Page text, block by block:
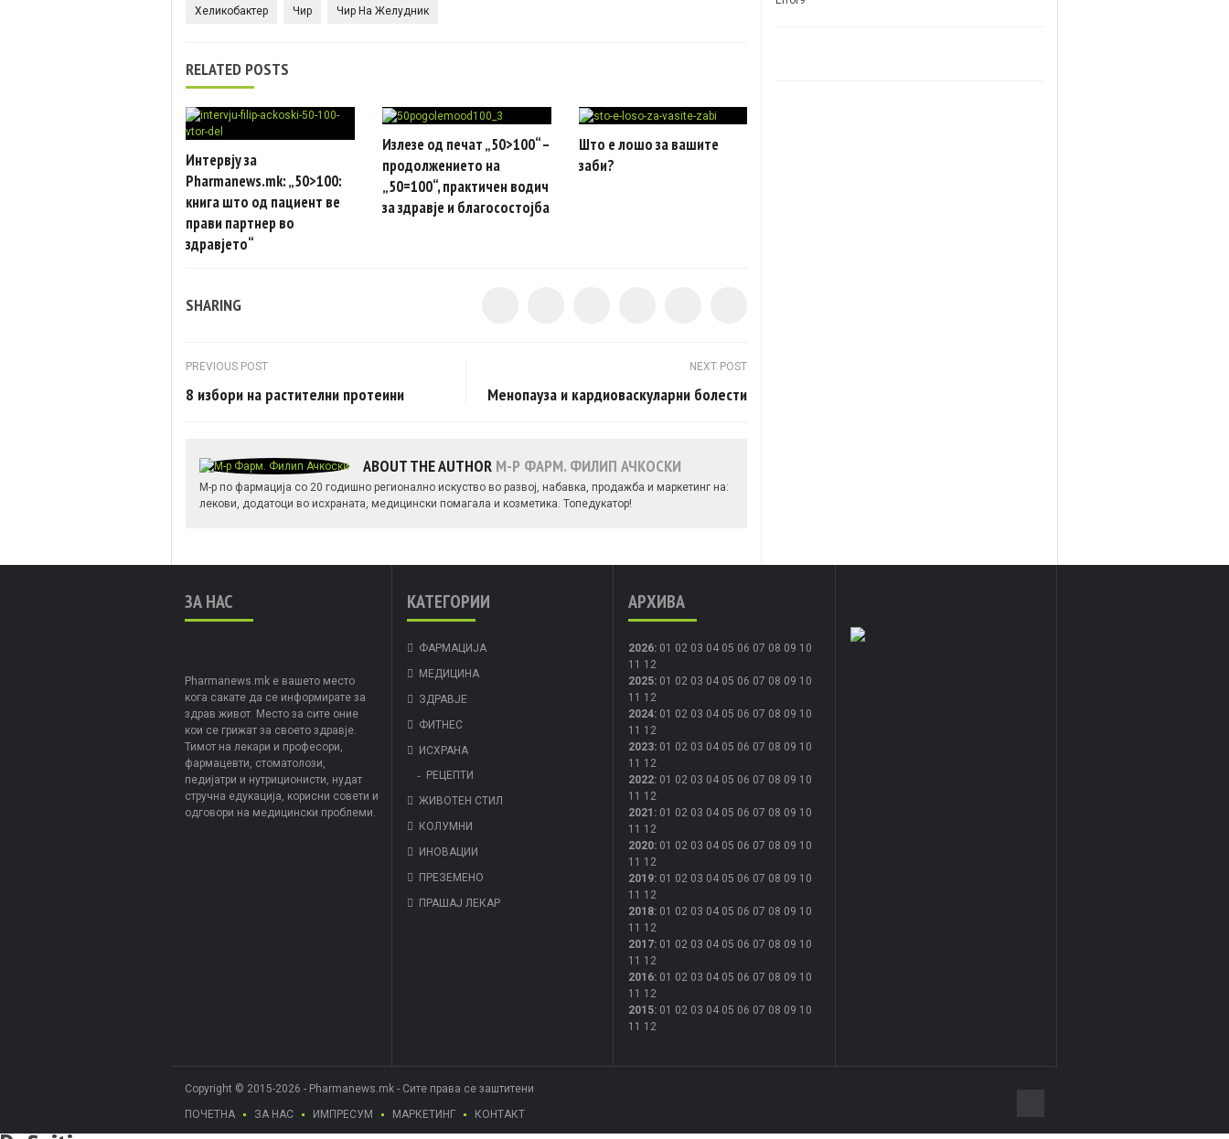
Хеликобактер Чир Чир На Желудник
RELATED POSTS
Интервју за
Pharmanews.mk: „50>100:
книга што од пациент ве
прави партнер во
здравјето“
Излезе од печат „50>100“ –
продолжението на
„50=100“, практичен водич
за здравје и благосостојба
Што е лошо за вашите
заби?
SHARING
Post navigation
PREVIOUS POST
8 избори на растителни протеини
NEXT POST
Менопауза и кардиоваскуларни болести
ABOUT THE AUTHOR М-Р ФАРМ. ФИЛИП АЧКОСКИ
М-р по фармација со 20 годишно регионално искуство во развој, набавка, продажба и маркетинг на:
лекови, додатоци во исхраната, медицински помагала и козметика. Топедукатор!
ЗА НАС
Pharmanews.mk е вашето место
кога сакате да се информирате за
здрав живот. Место за сите оние
кои се грижат за своето здравје.
Тимот на лекари и професори,
фармацевти, стоматолози,
педијатри и нутриционисти, нудат
стручна едукација, корисни совети и
одговори на медицински проблеми.
КАТЕГОРИИ
ФАРМАЦИЈА
МЕДИЦИНА
ЗДРАВЈЕ
ФИТНЕС
ИСХРАНА
РЕЦЕПТИ
ЖИВОТЕН СТИЛ
КОЛУМНИ
ИНОВАЦИИ
ПРЕЗЕМЕНО
ПРАШАЈ ЛЕКАР
АРХИВА
2026: 01 02 03 04 05 06 07 08 09 10
11 12
2025: 01 02 03 04 05 06 07 08 09 10
11 12
2024: 01 02 03 04 05 06 07 08 09 10
11 12
2023: 01 02 03 04 05 06 07 08 09 10
11 12
2022: 01 02 03 04 05 06 07 08 09 10
11 12
2021 : 01 02 03 04 05 06 07 08 09 10
11 12
2020: 01 02 03 04 05 06 07 08 09 10
11 12
2019: 01 02 03 04 05 06 07 08 09 10
11 12
2018: 01 02 03 04 05 06 07 08 09 10
11 12
2017: 01 02 03 04 05 06 07 08 09 10
11 12
2016: 01 02 03 04 05 06 07 08 09 10
11 12
2015: 01 02 03 04 05 06 07 08 09 10
11 12
Copyright © 2015-2026 - Pharmanews.mk - Сите права се заштитени
ПОЧЕТНА
ЗА НАС ИМПРЕСУМ МАРКЕТИНГ КОНТАКТ